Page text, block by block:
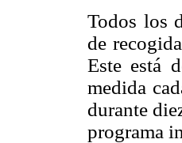
Todos los
de
Este está
medida
durante
programa